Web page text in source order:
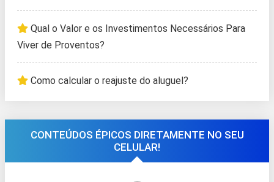
Qual o Valor e os Investimentos Necessários Para
Viver de Proventos?
Como calcular o reajuste do aluguel?
CONTEÚDOS ÉPICOS DIRETAMENTE NO SEU
CELULAR!